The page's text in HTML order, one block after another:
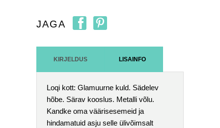
JAGA
KIRJELDUS LISAINFO
Loqi kott: Glamuurne kuld. Sädelev
hõbe. Särav kooslus. Metalli võlu.
Kandke oma väärisesemeid ja
hindamatuid asju selle ülivõimsalt